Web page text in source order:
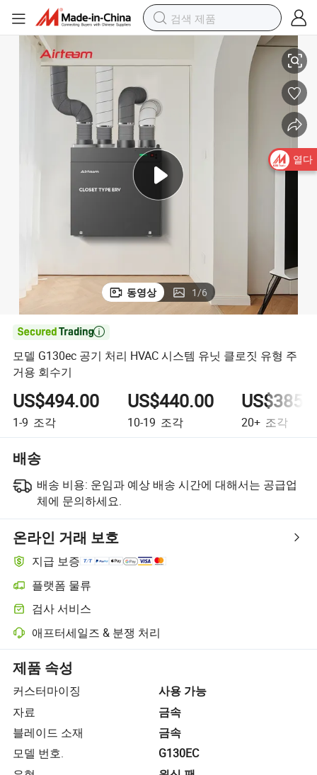
모델 G130ec 공기 처리 HVAC 시스템 유닛 클로짓 유형 주거용 회수기
동영상 1/6

모델 G130ec 공기 처리 HVAC 시스템 유닛 클로짓 유형 주
거용 회수기
US$494.00
1-9 조각
US$440.00
10-19 조각 20+ 조각
배송
배송 비용: 운임과 예상 배송 시간에 대해서는 공급업
체에 문의하세요.
온라인 거래 보호
지급 보증
플랫폼 물류
플랫폼 지원 물류를 통한 더 명확한 배송 추적
검사 서비스
선택적 선적 전 검사로 품질 및 수량 확인
애프터세일즈 & 분쟁 처리
플랫폼 지원 분쟁 해결, 해당되는 경우 환불 또는 반품 포함.
제품 속성
커스터마이징
사용 가능
자료
금속
블레이드 소재
금속
모델 번호.
G130EC
열다